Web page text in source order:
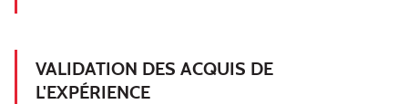
VALIDATION DES ACQUIS DE
L'EXPÉRIENCE